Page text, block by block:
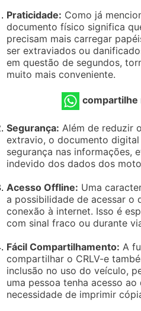
Praticidade: Como já
documento físico significa
precisam mais carregar
ser extraviados ou
em questão de segundos,
muito mais conveniente.
compartilhe
Segurança: Além de reduzir
extravio, o documento
segurança nas informações,
indevido dos dados dos
Acesso Offline: Uma
a possibilidade de acessar o
conexão à internet. Isso é
com sinal fraco ou durante
Fácil Compartilhamento: A
compartilhar o CRLV-e
inclusão no uso do veículo,
uma pessoa tenha acesso
necessidade de imprimir